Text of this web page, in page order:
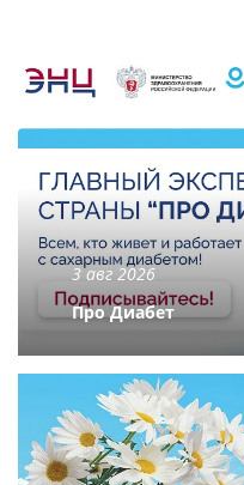
3 авг 2026
Про Диабет